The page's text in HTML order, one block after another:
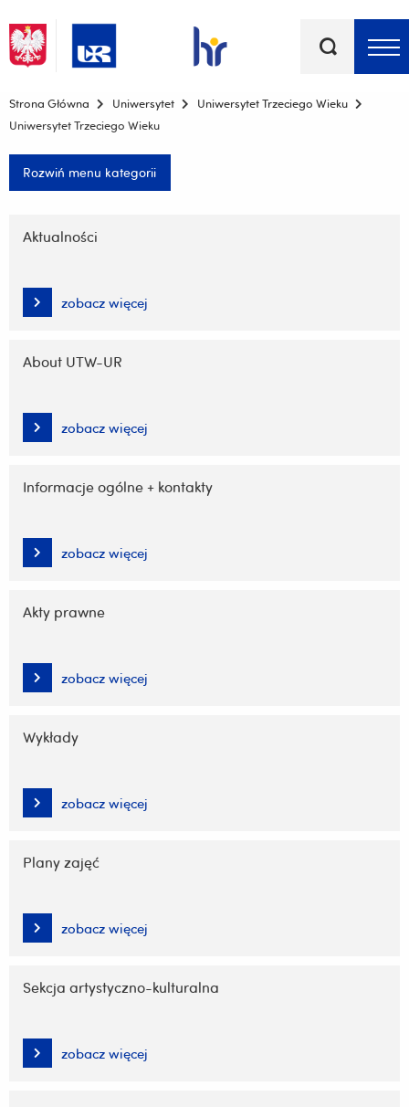
kluczowe
Menu - górna belka
Strona Główna Uniwersytet
Uniwersytet Trzeciego Wieku
Uniwersytet Trzeciego Wieku
Rozwiń menu kategorii
nawigację
treści
Aktualności
zobacz więcej
About UTW-UR
zobacz więcej
Informacje ogólne + kontakty
zobacz więcej
Akty prawne
zobacz więcej
Wykłady
zobacz więcej
Plany zajęć
zobacz więcej
Sekcja artystyczno-kulturalna
zobacz więcej